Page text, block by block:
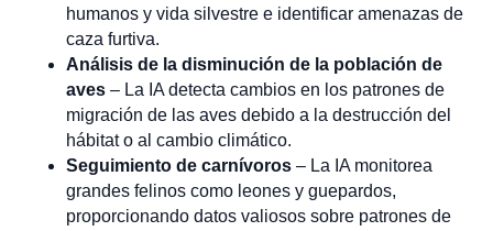
humanos y vida silvestre e identificar amenazas de
caza furtiva.
Análisis de la disminución de la población de
aves – La IA detecta cambios en los patrones de
migración de las aves debido a la destrucción del
hábitat o al cambio climático.
Seguimiento de carnívoros – La IA monitorea
grandes felinos como leones y guepardos,
proporcionando datos valiosos sobre patrones de